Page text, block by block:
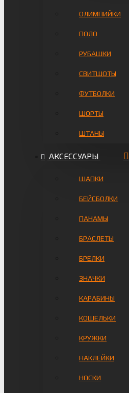
ОЛИМПИЙКИ
ПОЛО
РУБАШКИ
СВИТШОТЫ
ФУТБОЛКИ
ШОРТЫ
ШТАНЫ
АКСЕССУАРЫ
ШАПКИ
БЕЙСБОЛКИ
ПАНАМЫ
БРАСЛЕТЫ
БРЕЛКИ
ЗНАЧКИ
КАРАБИНЫ
КОШЕЛЬКИ
КРУЖКИ
НАКЛЕЙКИ
НОСКИ